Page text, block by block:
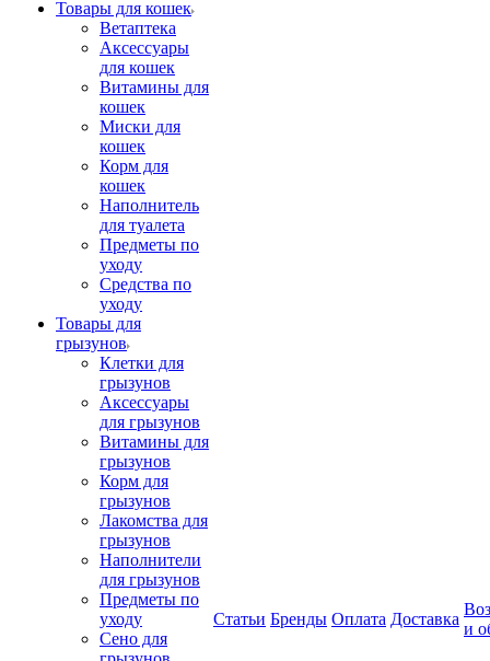
Товары для кошек
Ветаптека
Аксессуары
для кошек
Витамины для
кошек
Миски для
кошек
Корм для
кошек
Наполнитель
для туалета
Предметы по
уходу
Средства по
уходу
Товары для
грызунов
Клетки для
грызунов
Аксессуары
для грызунов
Витамины для
грызунов
Корм для
грызунов
Лакомства для
грызунов
Наполнители
для грызунов
Предметы по
уходу
Сено для
Статьи Бренды Оплата Доставка
и